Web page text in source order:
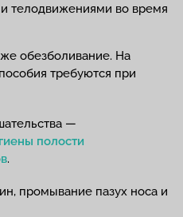
телодвижениями во время
обезболивание. На
требуются при
—
полости
.
промывание пазух носа и